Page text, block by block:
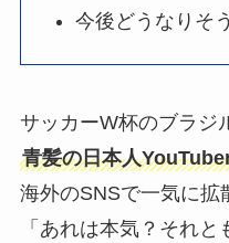
今後どうなりそ
サッカーW杯のブラジ
青髪の日本人
海外のSNSで一気に拡
「あれは本気？それと